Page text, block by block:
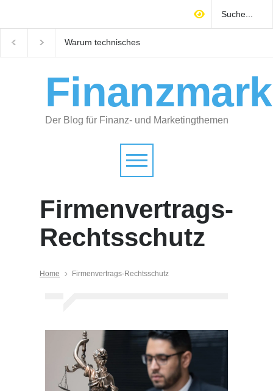
Warum technisches
Der Blog für Finanz- und Marketingthemen
Firmenvertrags-
Rechtsschutz
Home Firmenvertrags-Rechtsschutz